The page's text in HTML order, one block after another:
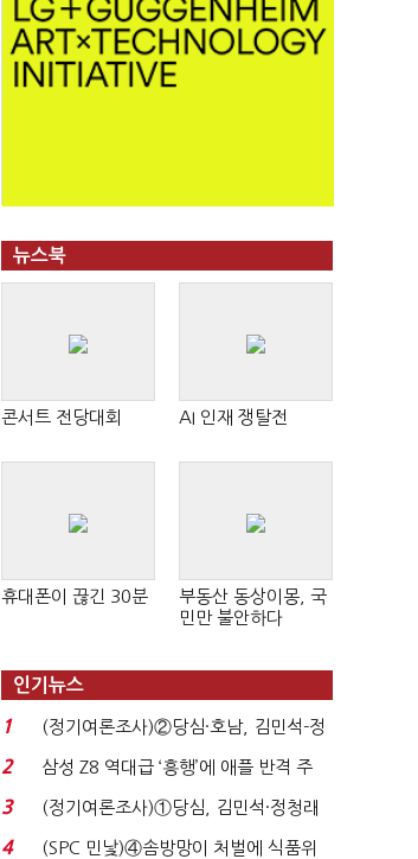
뉴스북
콘서트 전당대회 AI 인재 쟁탈전
휴대폰이 끊긴 30분
부동산 동상이몽, 국
민만 불안하다
인기뉴스
1
(정기여론조사)②당심·호남, 김민석-정
청래 '초접전'...
2
삼성 Z8 역대급 ‘흥행’에 애플 반격 주
목…9월 ‘폴...
3
(정기여론조사)①당심, 김민석·정청래
'초접전'…대통령 ...
4
(SPC 민낯)④솜방망이 처벌에 식품위